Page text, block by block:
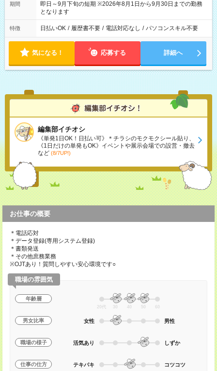
期間
即日～9月下旬の短期 ※2026年8月1日から9月30日までの勤務
となります
特徴 日払いOK / 履歴書不要 / 電話対応なし / パソコンスキル不要
気になる！ 応募する 詳細へ
編集部イチオシ
《単発1日OK！日払い可》＊チラシのモクモクシール貼り、
《1日だけの単発もOK》イベントや展示会場での設営・撤去
など (8/7UP!)
お仕事の概要
＊電話応対
＊データ登録(専用システム登録)
＊書類発送
＊その他庶務業務
※OJTあり！質問しやすい安心環境です○
職場の雰囲気
年齢層
20代 30 40 50 60
男女比率 女性 男性
職場の様子 活気あり しずか
仕事の仕方 テキパキ コツコツ